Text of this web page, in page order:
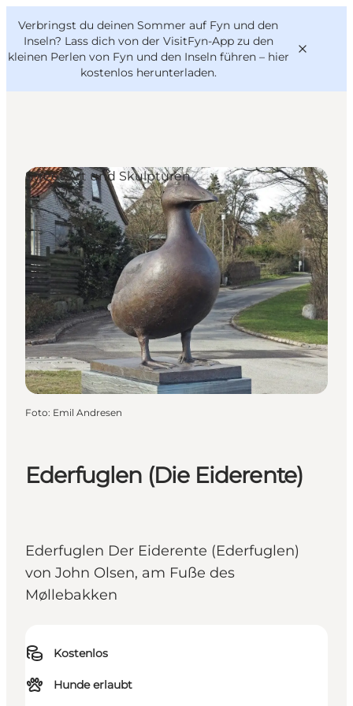
Verbringst du deinen Sommer auf Fyn und den
Inseln? Lass dich von der VisitFyn-App zu den
kleinen Perlen von Fyn und den Inseln führen – hier
kostenlos herunterladen.
Reise Ideen
Outdoor & bike
Essen & trinken
Übernachtung
VisitFyn
Deutsch
Ederfuglen (Die Eiderente)
Ederfuglen Der Eiderente (Ederfuglen)
von John Olsen, am Fuße des
Møllebakken
Kostenlos
Hunde erlaubt
Street Art und Skulpturen
Foto: Emil Andresen